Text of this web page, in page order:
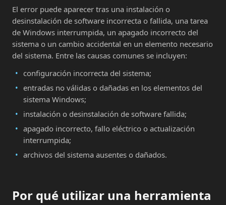
El error puede aparecer tras una instalación o
desinstalación de software incorrecta o fallida, una tarea
de Windows interrumpida, un apagado incorrecto del
sistema o un cambio accidental en un elemento necesario
del sistema. Entre las causas comunes se incluyen:
configuración incorrecta del sistema;
entradas no válidas o dañadas en los elementos del
sistema Windows;
instalación o desinstalación de software fallida;
apagado incorrecto, fallo eléctrico o actualización
interrumpida;
archivos del sistema ausentes o dañados.
Por qué utilizar una herramienta